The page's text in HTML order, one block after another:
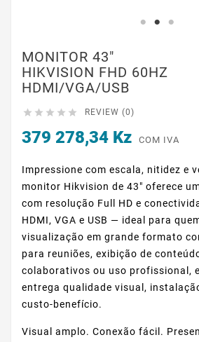
MONITOR 43"
HIKVISION FHD 60HZ
HDMI/VGA/USB
     REVIEW (0)
379 278,34 Kz COM IVA
Impressione com escala, nitidez e
monitor Hikvision de 43" oferece
com resolução Full HD e
HDMI, VGA e USB — ideal para
visualização em grande formato
para reuniões, exibição de
colaborativos ou uso profissional,
entrega qualidade visual,
custo-benefício.
Visual amplo. Conexão fácil.